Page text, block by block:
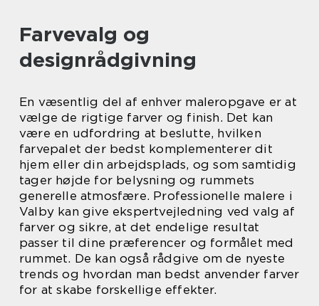
Farvevalg og
designrådgivning
En væsentlig del af enhver maleropgave er at
vælge de rigtige farver og finish. Det kan
være en udfordring at beslutte, hvilken
farvepalet der bedst komplementerer dit
hjem eller din arbejdsplads, og som samtidig
tager højde for belysning og rummets
generelle atmosfære. Professionelle malere i
Valby kan give ekspertvejledning ved valg af
farver og sikre, at det endelige resultat
passer til dine præferencer og formålet med
rummet. De kan også rådgive om de nyeste
trends og hvordan man bedst anvender farver
for at skabe forskellige effekter.